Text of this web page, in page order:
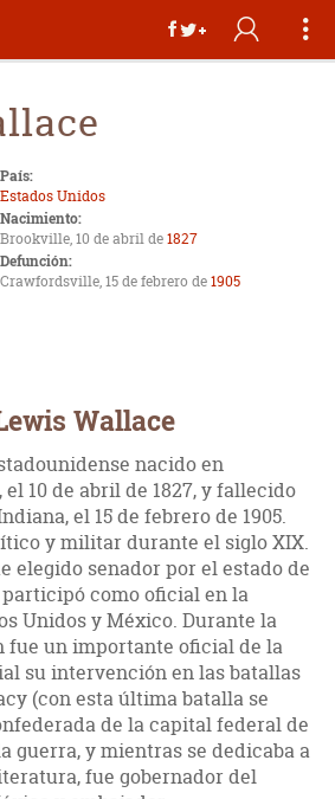
País:
Estados Unidos
Nacimiento:
Brookville, 10 de abril de1827
Defunción:
Crawfordsville, 15 de febrero de1905
Wallace
nacido en
10 de abril de 1827, y fallecido
el 15 de febrero de 1905.
y militar durante el siglo XIX.
elegido senador por el estado de
como oficial en la
Unidos y México. Durante la
fue un importante oficial de la
su intervención en las batallas
(con esta última batalla se
de la capital federal de
guerra, y mientras se dedicaba a
fue gobernador del